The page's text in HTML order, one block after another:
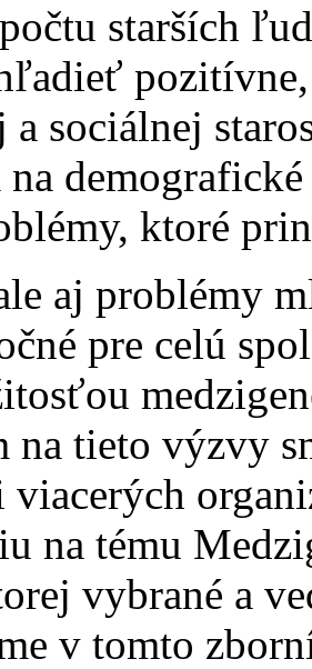
starších
a sociálnej
ktoré
aj problémy
pre celú
na tieto výzvy
viacerých
na tému
vybrané a
v tomto